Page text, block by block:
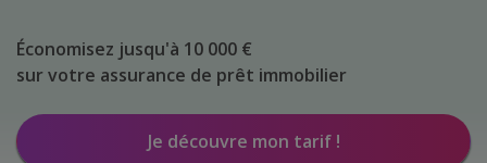
Économisez jusqu'à 10 000 €
sur votre assurance de prêt immobilier
Je découvre mon tarif !